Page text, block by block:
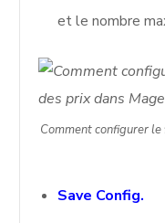
et le nombre
Comment configurer
Save Config.